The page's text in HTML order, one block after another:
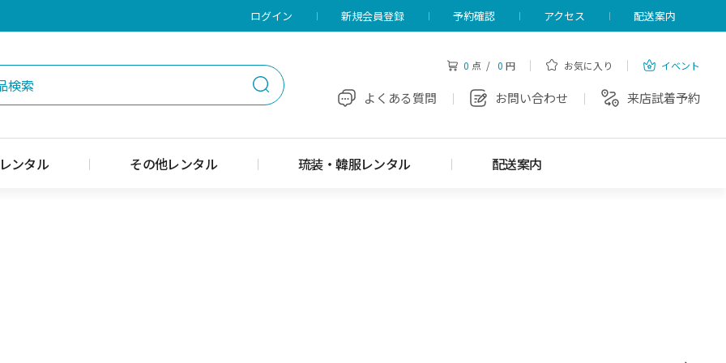
ログイン 新規会員登録 予約確認 アクセス 配送案内
0 点 / 0 円 お気に入り イベント
よくある質問 お問い合わせ 来店試着予約
ンタル その他レンタル 琉装・韓服レンタル 配送案内